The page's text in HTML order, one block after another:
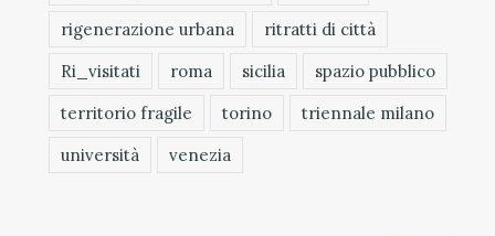
rigenerazione urbana
ritratti di città
Ri_visitati
roma sicilia
spazio pubblico
territorio fragile
torino
triennale milano
università
venezia